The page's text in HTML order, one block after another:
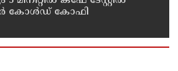
കോൾഡ് കോഫി